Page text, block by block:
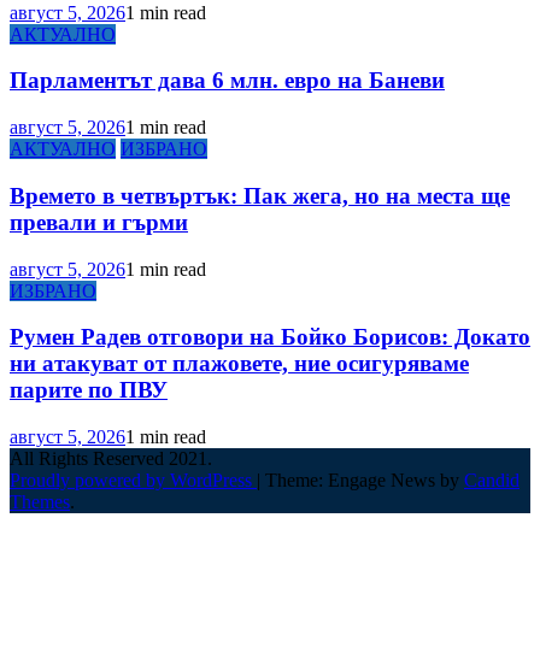
август 5, 20261 min read
АКТУАЛНО
Парламентът дава 6 млн. евро на Баневи
август 5, 20261 min read
АКТУАЛНО ИЗБРАНО
Времето в четвъртък: Пак жега, но на места ще
превали и гърми
август 5, 20261 min read
ИЗБРАНО
Румен Радев отговори на Бойко Борисов: Докато
ни атакуват от плажовете, ние осигуряваме
парите по ПВУ
август 5, 20261 min read
All Rights Reserved 2021.
Proudly powered by WordPress | Theme: Engage News by Candid
Themes.